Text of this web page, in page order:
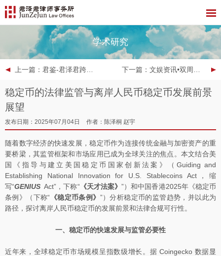
学术研究
上一篇 ：君鉴-君泽君跨境业务指南（第四期）——讼费保证金在香港民事诉讼与仲裁程序中的适用原则 下一篇 ：文娱资讯•双周报 | 2025年第12期
稳定币的法律监管与离岸人民币稳定币发展前景
展望
发布日期：2025年07月04日 作者：陈泽桐 赵宇
随着数字经济的快速发展，稳定币作为连接传统金融与加密资产的重
要桥梁，其监管框架和市场应用已成为全球关注的焦点。本文结合美
国《指导与建立美国稳定币国家创新法案》（Guiding and
Establishing National Innovation for U.S. Stablecoins Act，缩
写“GENIUS Act”，下称“ 《天才法案》”）和中国香港2025年《稳定币
条例》（下称“ 《稳定币条例》 ”）分析稳定币的监管趋势，并以此为
路径，探讨离岸人民币稳定币的发展前景和法律合规可行性。
一、稳定币的快速发展与监管必要性
近年来，全球稳定币市场规模呈指数级增长。据 Coingecko 数据显